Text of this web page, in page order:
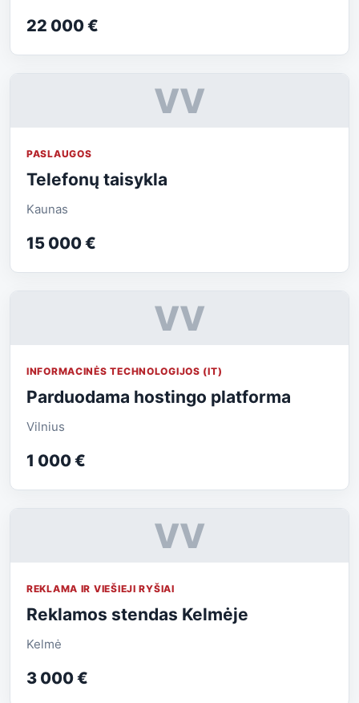
22 000 €
VV
PASLAUGOS
Telefonų taisykla
Kaunas
15 000 €
VV
INFORMACINĖS TECHNOLOGIJOS (IT)
Parduodama hostingo platforma
Vilnius
1 000 €
VV
REKLAMA IR VIEŠIEJI RYŠIAI
Reklamos stendas Kelmėje
Kelmė
3 000 €